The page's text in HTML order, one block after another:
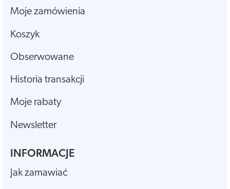
Moje zamówienia
Koszyk
Obserwowane
Historia transakcji
Moje rabaty
Newsletter
INFORMACJE
Jak zamawiać